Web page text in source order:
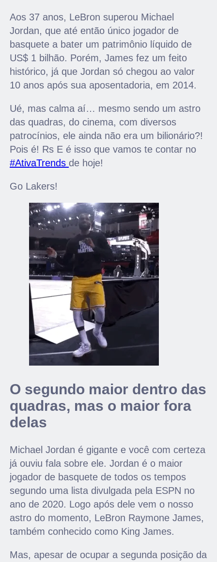
Aos 37 anos, LeBron superou Michael
Jordan, que até então único jogador de
basquete a bater um patrimônio líquido de
US$ 1 bilhão. Porém, James fez um feito
histórico, já que Jordan só chegou ao valor
10 anos após sua aposentadoria, em 2014.
Ué, mas calma aí… mesmo sendo um astro
das quadras, do cinema, com diversos
patrocínios, ele ainda não era um bilionário?!
Pois é! Rs E é isso que vamos te contar no
#AtivaTrends de hoje!
Go Lakers!
O segundo maior dentro das
quadras, mas o maior fora
delas
Michael Jordan é gigante e você com certeza
já ouviu fala sobre ele. Jordan é o maior
jogador de basquete de todos os tempos
segundo uma lista divulgada pela ESPN no
ano de 2020. Logo após dele vem o nosso
astro do momento, LeBron Raymone James,
também conhecido como King James.
Mas, apesar de ocupar a segunda posição da